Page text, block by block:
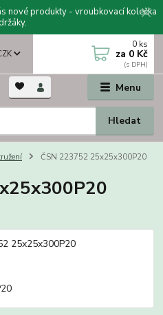
nové produkty - vroubkovací kolečka
Menu
Hledat
0 ks
za 0 Kč
ČSN 223752 25x25x300P20